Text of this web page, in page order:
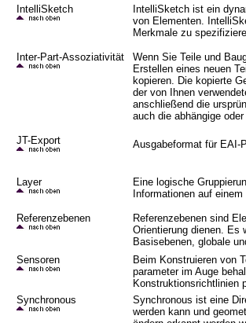
IntelliSketch
IntelliSketch ist ein
von Elementen.
Merkmale zu
Inter-Part-Assoziativität
Wenn Sie Teile und
Erstellen eines neuen
kopieren. Die kopierte
der von Ihnen
anschließend die
auch die abhängige
JT-Export Ausgabeformat für EAI-
Layer
Eine logische
Informationen auf
Referenzebenen
Referenzebenen sind
Orientierung dienen. Es
Basisebenen, globale
Sensoren
Beim Konstruieren von
parameter im Auge
Konstruktionsrichtlinien
Synchronous
Synchronous ist eine
werden kann und